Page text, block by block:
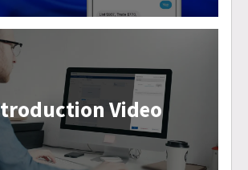
Video